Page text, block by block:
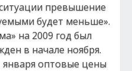
превышение
будет меньше».
на 2009 год был
в начале ноября.
января оптовые цены